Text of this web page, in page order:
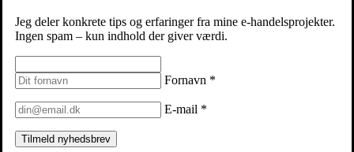
Jeg deler konkrete tips og erfaringer fra mine e-handelsprojekter.
Ingen spam – kun indhold der giver værdi.
Fornavn *
E-mail *
Tilmeld nyhedsbrev